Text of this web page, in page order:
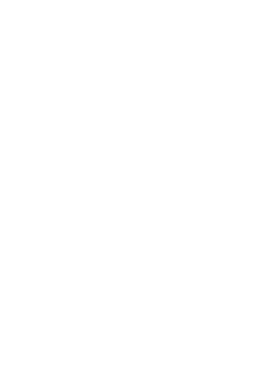
marketing. Il peut s’agir
toujours en balance l’intérêt
demandent au préalable
sur laquelle vous êtes
s’imposent, telles que le retrait
nous contacter à l'adresse